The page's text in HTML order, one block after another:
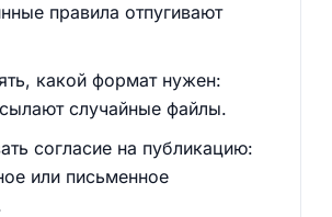
правила отпугивают
какой формат нужен:
случайные файлы.
согласие на публикацию:
или письменное